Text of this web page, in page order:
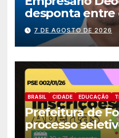
desponta entre
nomes do União
deputado
7 DE AGOSTO DE 2026
BRASIL CIDADE EDUCAÇÃ0
Prefeitura de
processo